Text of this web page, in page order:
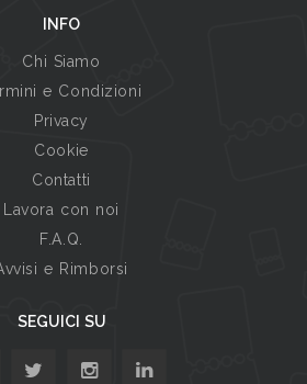
INFO
Chi Siamo
e Condizioni
Privacy
Cookie
Contatti
Lavora con noi
F.A.Q.
e Rimborsi
SEGUICI SU